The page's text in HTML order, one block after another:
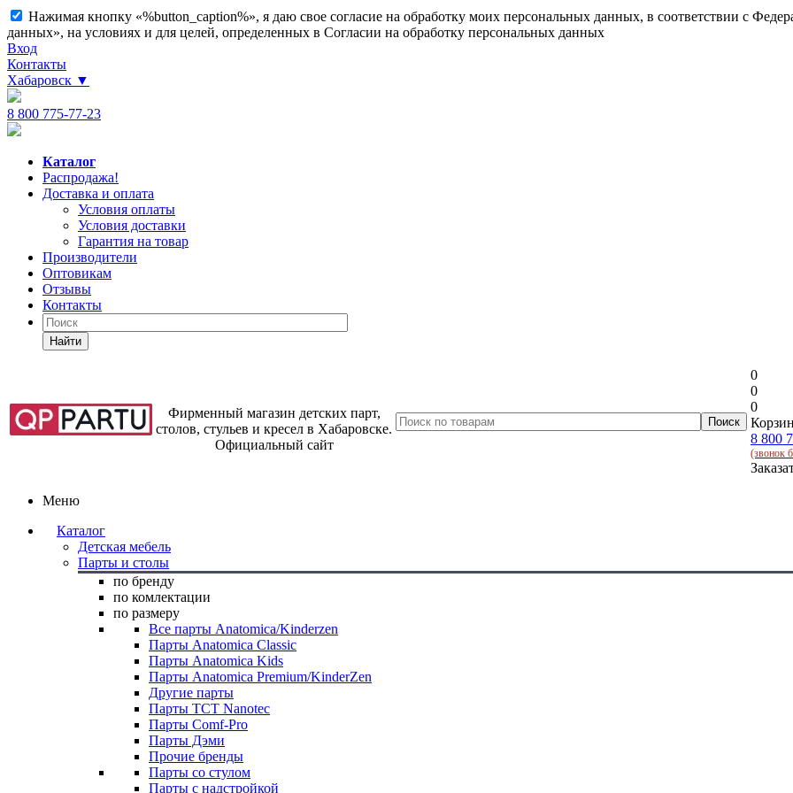
Нажимая кнопку «%button_caption%», я даю свое согласие на обработку моих персональных данных, в соответствии с
данных», на условиях и для целей, определенных в Согласии на обработку персональных данных
Вход
Контакты
Хабаровск ▼
8 800 775-77-23
Каталог
Распродажа!
Доставка и оплата
Условия оплаты
Условия доставки
Гарантия на товар
Производители
Оптовикам
Отзывы
Контакты
Найти
Фирменный магазин детских парт,
столов, стульев и кресел в Хабаровске.
Официальный сайт
0
0
0
8 800
(звонок
Меню
Каталог
Детская мебель
Парты и столы
по бренду
по комлектации
по размеру
Все парты Anatomica/Kinderzen
Парты Anatomica Classic
Парты Anatomica Kids
Парты Anatomica Premium/KinderZen
Другие парты
Парты TCT Nanotec
Парты Comf-Pro
Парты Дэми
Прочие бренды
Парты со стулом
Парты с надстройкой